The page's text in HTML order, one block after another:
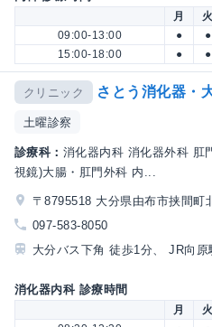
月 火
09:00-13:00
● ●
15:00-18:00
● ●
クリニック さとう消化器・
土曜診察
診療科： 消化器内科 消化器外科 肛
視鏡)大腸・肛門外科 内...
〒8795518 大分県由布市挟間町
097-583-8050
大分バス下角 徒歩1分、 JR向原
消化器内科 診療時間
月 火